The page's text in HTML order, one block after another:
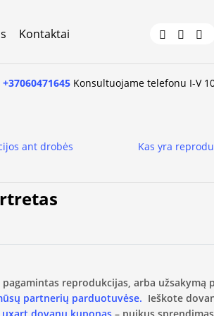
Kontaktai
+37060471645 Konsultuojame telefonu I-V
ant drobės Kas yra
reprodukcijas, arba užsakymą
partnerių parduotuvėse. Ieškote